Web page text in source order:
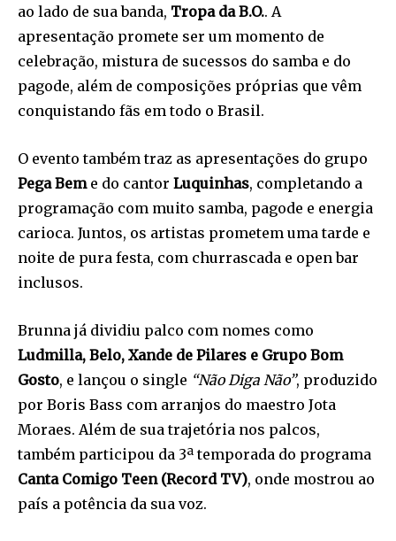
ao lado de sua banda, Tropa da B.O.. A
apresentação promete ser um momento de
celebração, mistura de sucessos do samba e do
pagode, além de composições próprias que vêm
conquistando fãs em todo o Brasil.
O evento também traz as apresentações do grupo
Pega Beme do cantor Luquinhas, completando a
programação com muito samba, pagode e energia
carioca. Juntos, os artistas prometem uma tarde e
noite de pura festa, com churrascada e open bar
inclusos.
Brunna já dividiu palco com nomes como
Ludmilla, Belo, Xande de Pilares e Grupo Bom
Gosto, e lançou o single “Não Diga Não”, produzido
por Boris Bass com arranjos do maestro Jota
Moraes. Além de sua trajetória nos palcos,
também participou da 3ª temporada do programa
Canta Comigo Teen (Record TV), onde mostrou ao
país a potência da sua voz.